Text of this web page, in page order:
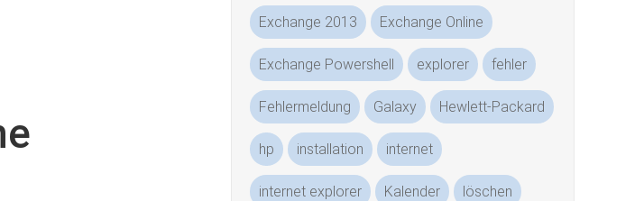
Exchange 2013 Exchange Online
Exchange Powershell explorer fehler
Fehlermeldung Galaxy Hewlett-Packard
hp installation internet
internet explorer Kalender löschen